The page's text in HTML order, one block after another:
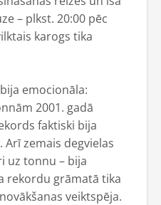
– plkst. 20:00 pēc
karogs tika
emocionāla:
2001. gadā
faktiski bija
zemais degvielas
uz tonnu – bija
rekordu grāmatā tika
veiktspēja.